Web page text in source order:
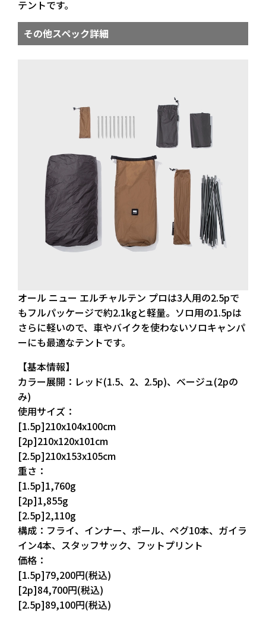
テントです。
その他スペック詳細
オール ニュー エルチャルテン プロは3人用の2.5pで
もフルパッケージで約2.1kgと軽量。ソロ用の1.5pは
さらに軽いので、車やバイクを使わないソロキャンパ
ーにも最適なテントです。
【基本情報】
カラー展開：レッド(1.5、2、2.5p)、ベージュ(2pの
み)
使用サイズ：
[1.5p]210x104x100cm
[2p]210x120x101cm
[2.5p]210x153x105cm
重さ：
[1.5p]1,760g
[2p]1,855g
[2.5p]2,110g
構成：フライ、インナー、ポール、ペグ10本、ガイラ
イン4本、スタッフサック、フットプリント
価格：
[1.5p]79,200円(税込)
[2p]84,700円(税込)
[2.5p]89,100円(税込)